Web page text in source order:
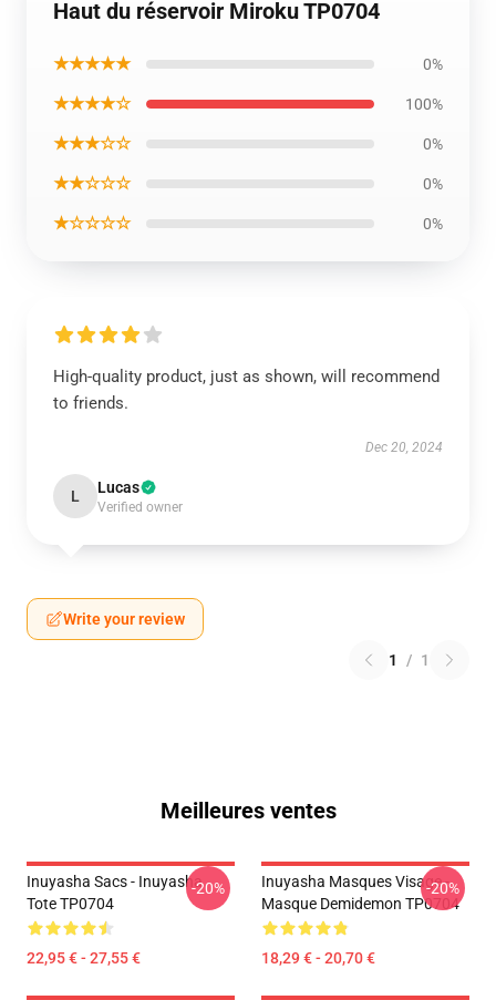
Haut du réservoir Miroku TP0704
★★★★★ 0%
★★★★☆ 100%
★★★☆☆ 0%
★★☆☆☆ 0%
★☆☆☆☆ 0%
High-quality product, just as shown, will recommend
to friends.
Dec 20, 2024
L Lucas
Verified owner
Write your review
1 / 1
Meilleures ventes
Inuyasha Sacs - Inuyasha
Tote TP0704
22,95 € - 27,55 €
-20%
Inuyasha Masques Visage -
Masque Demidemon TP0704
18,29 € - 20,70 €
-20%